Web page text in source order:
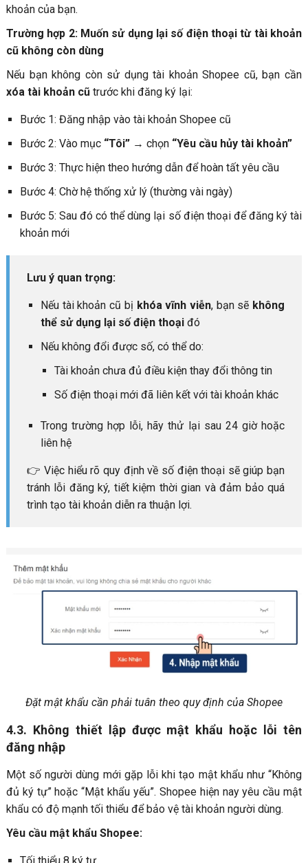
khoản của bạn.
Trường hợp 2: Muốn sử dụng lại số điện thoại từ tài khoản
cũ không còn dùng
Nếu bạn không còn sử dụng tài khoản Shopee cũ, bạn cần
xóa tài khoản cũtrước khi đăng ký lại:
Bước 1: Đăng nhập vào tài khoản Shopee cũ
Bước 2: Vào mục “Tôi”→ chọn “Yêu cầu hủy tài khoản”
Bước 3: Thực hiện theo hướng dẫn để hoàn tất yêu cầu
Bước 4: Chờ hệ thống xử lý (thường vài ngày)
Bước 5: Sau đó có thể dùng lại số điện thoại để đăng ký tài
khoản mới
Lưu ý quan trọng:
Nếu tài khoản cũ bị khóa vĩnh viễn, bạn sẽ không
thể sử dụng lại số điện thoạiđó
Nếu không đổi được số, có thể do:
Tài khoản chưa đủ điều kiện thay đổi thông tin
Số điện thoại mới đã liên kết với tài khoản khác
Trong trường hợp lỗi, hãy thử lại sau 24 giờ hoặc
liên hệ
👉 Việc hiểu rõ quy định về số điện thoại sẽ giúp bạn
tránh lỗi đăng ký, tiết kiệm thời gian và đảm bảo quá
trình tạo tài khoản diễn ra thuận lợi.
Đặt mật khẩu cần phải tuân theo quy định của Shopee
4.3. Không thiết lập được mật khẩu hoặc lỗi tên
đăng nhập
Một số người dùng mới gặp lỗi khi tạo mật khẩu như “Không
đủ ký tự” hoặc “Mật khẩu yếu”. Shopee hiện nay yêu cầu mật
khẩu có độ mạnh tối thiểu để bảo vệ tài khoản người dùng.
Yêu cầu mật khẩu Shopee: